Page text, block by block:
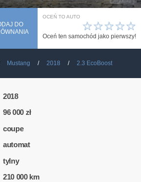
DO
OCEŃ TO AUTO
☆
☆
☆
☆
☆
Oceń ten samochód jako pierwszy!
Mustang 2018 2.3 EcoBoost
2018
96 000 zł
coupe
automat
tylny
210 000 km